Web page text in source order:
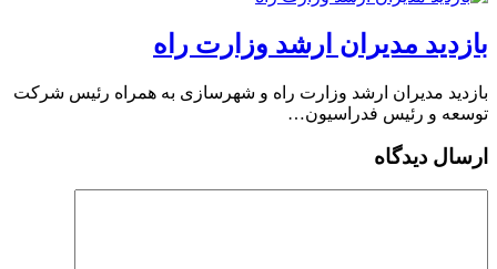
بازدید مدیران ارشد وزارت راه
بازدید مدیران ارشد وزارت راه و شهرسازی به همراه رئیس شرکت
توسعه و رئیس فدراسیون…
ارسال دیدگاه